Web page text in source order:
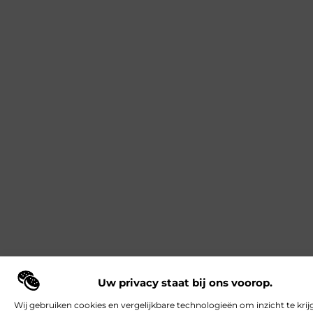
Uw privacy staat bij ons voorop.
Wij gebruiken cookies en vergelijkbare technologieën om inzicht te